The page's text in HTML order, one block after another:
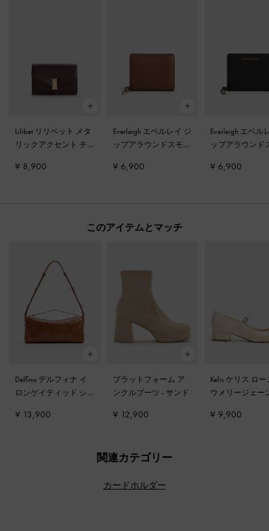
Lilibet リリベット メタ
リックアクセント チ
レット-プラム
¥ 8,900
Everleigh エベルレイ ジ
ップアラウンドスモー
レート
¥ 6,900
Everleigh エベル
ップアラウンド
ク
¥ 6,900
このアイテムとマッチ
Delfina デルフィナ イ
ロンゲイティッド シ
ストレスドタン
¥ 13,900
プラットフォーム ア
ンクルブーツ - サンド
¥ 12,900
Kelis ケリス ローズボ
ウメリージェー
¥ 9,900
関連カテゴリー
カードホルダー